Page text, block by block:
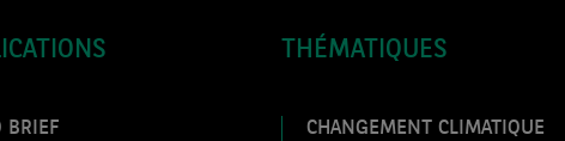
BRIEF
THÉMATIQUES
CHANGEMENT CLIMATIQUE